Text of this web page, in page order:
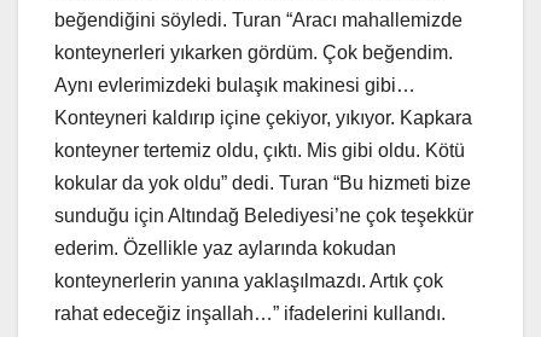
beğendiğini söyledi. Turan “Aracı mahallemizde
konteynerleri yıkarken gördüm. Çok beğendim.
Aynı evlerimizdeki bulaşık makinesi gibi…
Konteyneri kaldırıp içine çekiyor, yıkıyor. Kapkara
konteyner tertemiz oldu, çıktı. Mis gibi oldu. Kötü
kokular da yok oldu” dedi. Turan “Bu hizmeti bize
sunduğu için Altındağ Belediyesi’ne çok teşekkür
ederim. Özellikle yaz aylarında kokudan
konteynerlerin yanına yaklaşılmazdı. Artık çok
rahat edeceğiz inşallah…” ifadelerini kullandı.